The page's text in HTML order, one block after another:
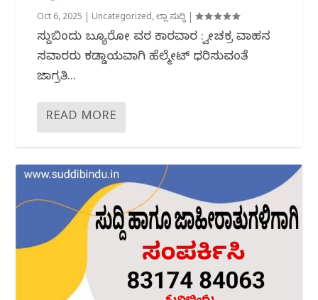
Oct 6, 2025 Uncategorized,ಜಿಲ್ಲಾ ಸುದ್ದಿ |
ಸುದ್ದಿಬಿಂದು ಬ್ಯೂರೋ ವರದಿ ಕಾರವಾರ : ದ್ವೀಚಕ್ರ ವಾಹನ
ಸವಾರರು ಕಡ್ಡಾಯವಾಗಿ ಹೆಲ್ಮೇಟ್ ಧರಿಸುವಂತೆ
ಜಾಗ್ರತಿ...
READ MORE